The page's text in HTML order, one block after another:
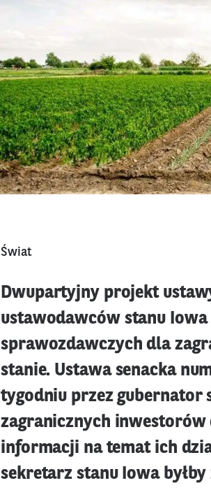
Świat
Dwupartyjny projekt
ustawodawców stanu
sprawozdawczych dla
stanie. Ustawa senacka
tygodniu przez gubernator
zagranicznych inwestorów
informacji na temat ich
sekretarz stanu Iowa